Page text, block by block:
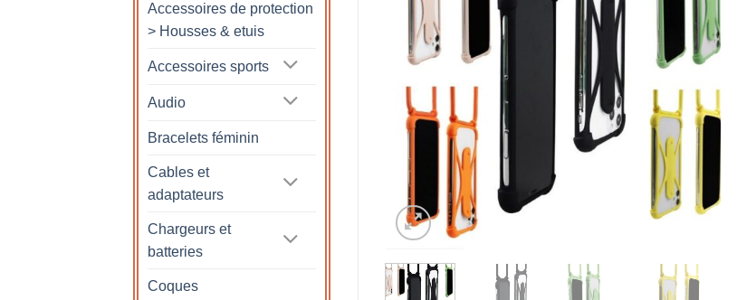
Accessoires de protection
> Housses & etuis
Accessoires sports
Audio
Bracelets féminin
Cables et
adaptateurs
Chargeurs et
batteries
Coques